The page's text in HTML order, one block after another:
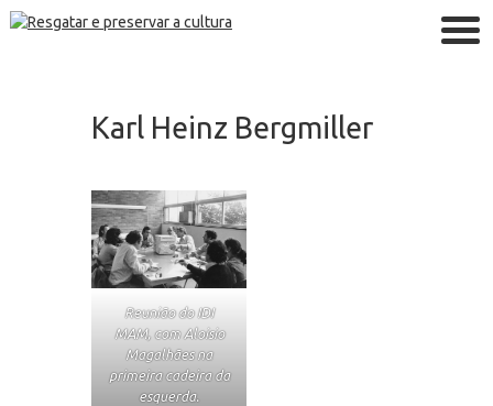
Karl Heinz Bergmiller
Reunião do IDI
MAM, com Aloisio
Magalhães na
primeira cadeira da
esquerda.